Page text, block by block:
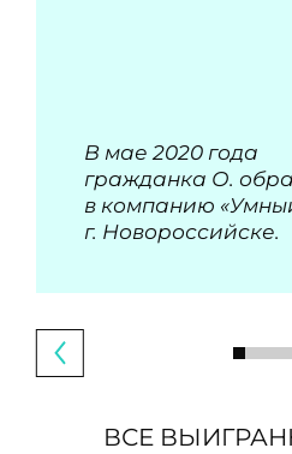
В мае 2020 года
гражданка О.
в компанию
г. Новороссийске.
ВСЕ